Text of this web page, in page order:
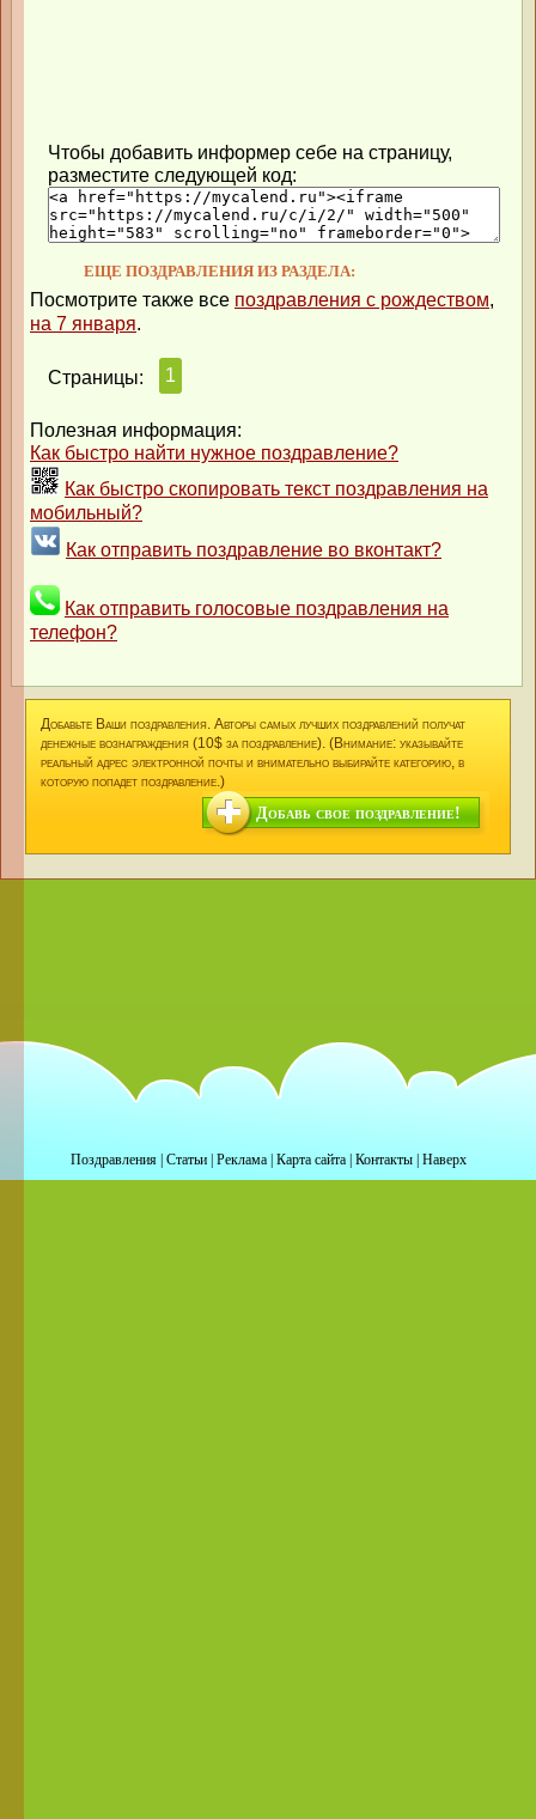
Чтобы добавить информер себе на страницу,
разместите следующей код:
ЕЩЕ ПОЗДРАВЛЕНИЯ ИЗ РАЗДЕЛА:
Посмотрите также все поздравления с рождеством,
на 7 января.
Страницы: 1
Полезная информация:
Как быстро найти нужное поздравление?
Как быстро скопировать текст поздравления на
мобильный?
Как отправить поздравление во вконтакт?
Как отправить голосовые поздравления на
телефон?
Добавьте Ваши поздравления. Авторы самых лучших поздравлений получат
денежные вознаграждения (10$ за поздравление). (Внимание: указывайте
реальный адрес электронной почты и внимательно выбирайте категорию, в
которую попадет поздравление.)
Добавь свое поздравление!
Поздравления| Статьи| Реклама| Карта сайта| Контакты| Наверх